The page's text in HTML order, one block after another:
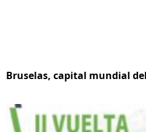
Bruselas, capital mundial